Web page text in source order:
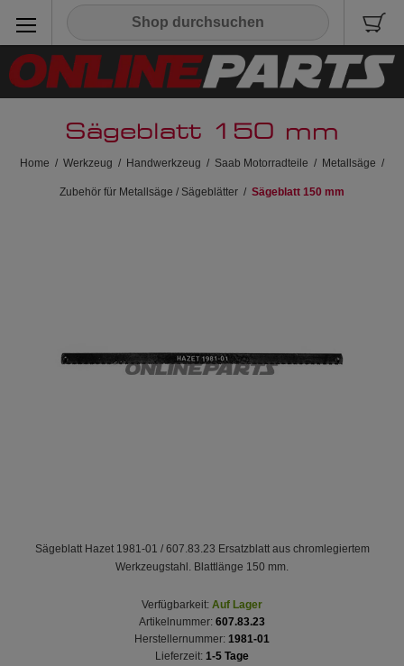
Sägeblatt 150 mm
Home / Werkzeug / Handwerkzeug / Saab Motorradteile / Metallsäge /
Zubehör für Metallsäge / Sägeblätter / Sägeblatt 150 mm
Sägeblatt Hazet 1981-01 / 607.83.23 Ersatzblatt aus chromlegiertem
Werkzeugstahl. Blattlänge 150 mm.
Verfügbarkeit: Auf Lager
Artikelnummer: 607.83.23
Herstellernummer: 1981-01
Lieferzeit: 1-5 Tage